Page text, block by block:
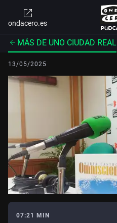
ondacero.es
MÁS DE UNO CIUDAD REAL
13/05/2025
07:21 MIN